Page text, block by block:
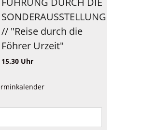
SONDERAUSSTELLUNG
// "Reise durch die
Föhrer Urzeit"
15.30 Uhr